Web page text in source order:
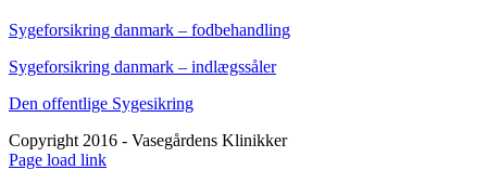
Sygeforsikring danmark – fodbehandling
Sygeforsikring danmark – indlægssåler
Den offentlige Sygesikring
Copyright 2016 - Vasegårdens Klinikker
Facebook
YouTube
Instagram
E-
Phone
Page load link